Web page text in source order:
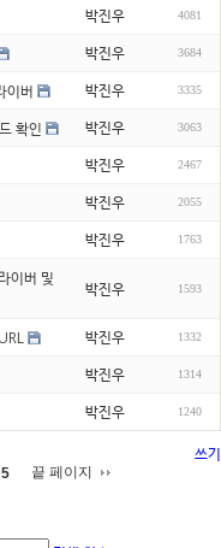
박진우 4081
박진우 3684
이버 박진우 3335
확인 박진우 3063
박진우 2467
박진우 2055
박진우 1763
이버 및
박진우 1593
박진우 1332
박진우 1314
박진우 1240
쓰기
5 끝 페이지